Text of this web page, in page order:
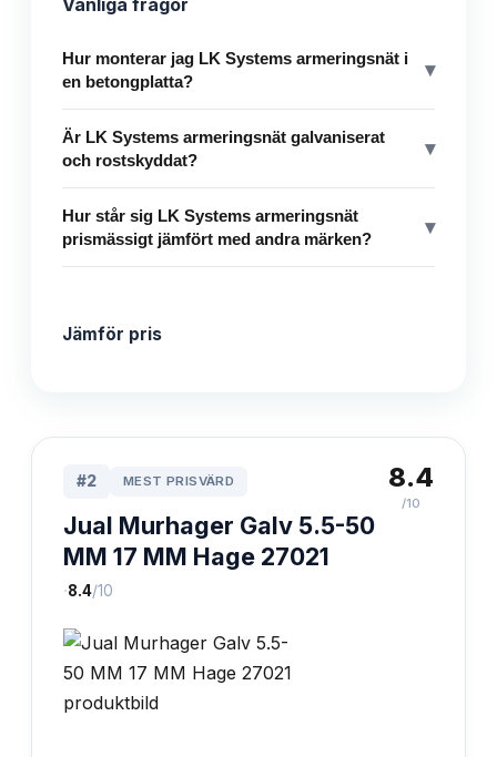
Vanliga frågor
Hur monterar jag LK Systems armeringsnät i
en betongplatta?
▾
Är LK Systems armeringsnät galvaniserat
och rostskyddat?
▾
Hur står sig LK Systems armeringsnät
prismässigt jämfört med andra märken?
▾
Jämför pris
#2 MEST PRISVÄRD
Jual Murhager Galv 5.5-50
MM 17 MM Hage 27021
·8.4/10
8.4
/10